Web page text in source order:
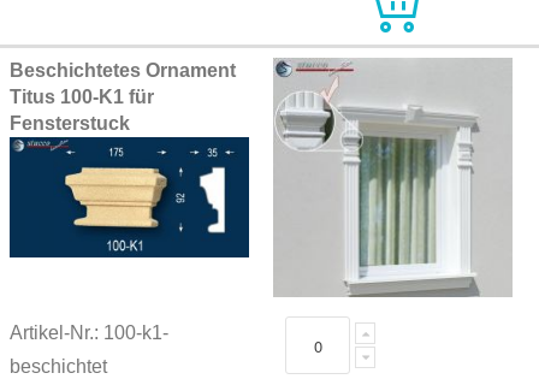
Beschichtetes Ornament
Titus 100-K1 für
Fensterstuck
Artikel-Nr.: 100-k1-
beschichtet